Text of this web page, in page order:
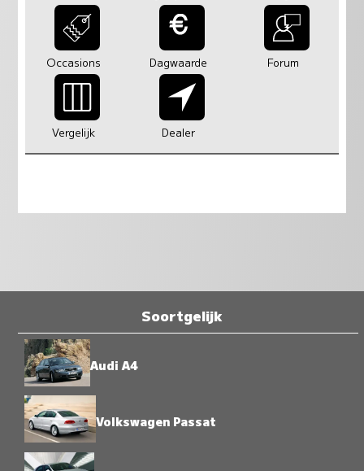
Occasions Dagwaarde Forum
Vergelijk Dealer
Soortgelijk
Audi A4
Volkswagen Passat